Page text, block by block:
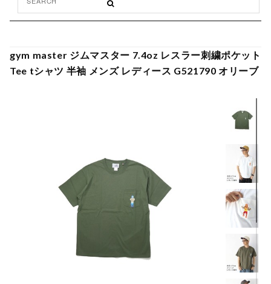
gym master ジムマスター 7.4oz レスラー刺繍ポケット
Tee tシャツ 半袖 メンズ レディース G521790 オリーブ